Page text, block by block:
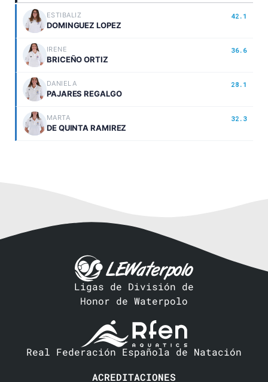
ESTIBALIZ 42.1
DOMINGUEZ LOPEZ
IRENE 36.6
BRICEÑO ORTIZ
DANIELA 28.1
PAJARES REGALGO
MARTA 32.3
DE QUINTA RAMIREZ
Ligas de División de
Honor de Waterpolo
Real Federación Española de Natación
ACREDITACIONES